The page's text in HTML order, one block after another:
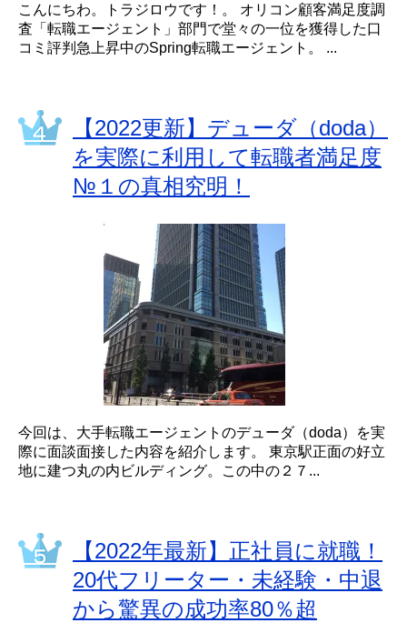
こんにちわ。トラジロウです！。 オリコン顧客満足度調
査「転職エージェント」部門で堂々の一位を獲得した口
コミ評判急上昇中のSpring転職エージェント。 ...
【2022更新】デューダ（doda）
を実際に利用して転職者満足度
№１の真相究明！
今回は、大手転職エージェントのデューダ（doda）を実
際に面談面接した内容を紹介します。 東京駅正面の好立
地に建つ丸の内ビルディング。この中の２７...
【2022年最新】正社員に就職！
20代フリーター・未経験・中退
から驚異の成功率80％超